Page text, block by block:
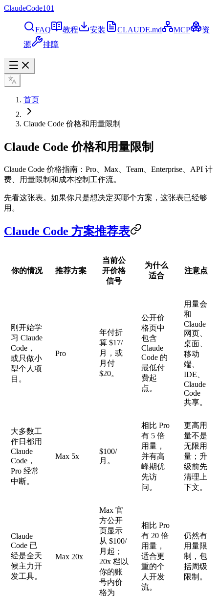
ClaudeCode101
FAQ 教程 安装 CLAUDE.md MCP
资
源
排障
首页
Claude Code 价格和用量限制
Claude Code 价格和用量限制
Claude Code 价格指南：Pro、Max、Team、Enterprise、API 计
费、用量限制和成本控制工作流。
先看这张表。如果你只是想决定买哪个方案，这张表已经够
用。
Claude Code 方案推荐表
你的情况 推荐方案
当前公
开价格
信号
为什么
适合
注意点
刚开始学
习 Claude
Code，
或只做小
型个人项
目。
Pro
年付折
算 $17/
月，或
月付
$20。
公开价
格页中
包含
Claude
Code 的
最低付
费起
点。
用量会
和
Claude
网页、
桌面、
移动
端、
IDE、
Claude
Code
共享。
大多数工
作日都用
Claude
Code，
Pro 经常
中断。
Max 5x
$100/
月。
相比 Pro
有 5 倍
用量，
并有高
峰期优
先访
问。
更高用
量不是
无限用
量；升
级前先
清理上
下文。
Claude
Code 已
经是全天
候主力开
发工具。
Max 20x
Max 官
方公开
页显示
从 $100/
月起；
20x 档以
你的账
号内价
格为
相比 Pro
有 20 倍
用量，
适合更
重的个
人开发
流。
仍然有
用量限
制，包
括周级
限制。